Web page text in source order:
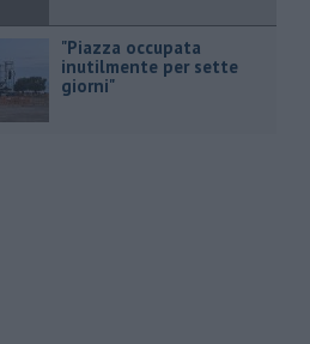
"Piazza occupata
inutilmente per sette
giorni"